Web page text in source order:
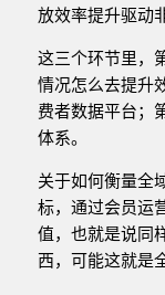
放效率提升驱动
这三个环节里，
情况怎么去提升
费者数据平台；
体系。
关于如何衡量全
标，通过会员运
值，也就是说同
西，可能这就是